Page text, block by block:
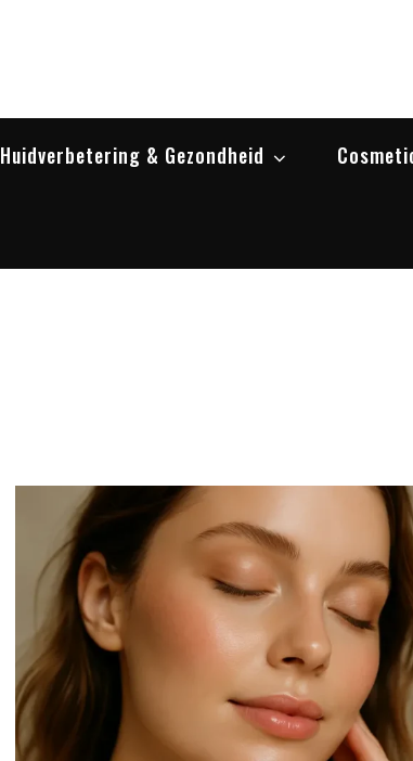
Huidverbetering & Gezondheid